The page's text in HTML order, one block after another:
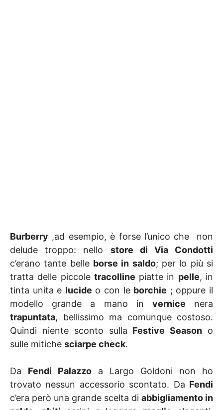
Burberry ,ad esempio, è forse l’unico che non
delude troppo: nello store di Via Condotti
c’erano tante belle borse in saldo; per lo più si
tratta delle piccole tracolline piatte in pelle, in
tinta unita e lucide o con le borchie ; oppure il
modello grande a mano in vernice nera
trapuntata, bellissimo ma comunque costoso.
Quindi niente sconto sulla Festive Season o
sulle mitiche sciarpe check.
Da Fendi Palazzo a Largo Goldoni non ho
trovato nessun accessorio scontato. Da Fendi
c’era però una grande scelta di abbigliamento in